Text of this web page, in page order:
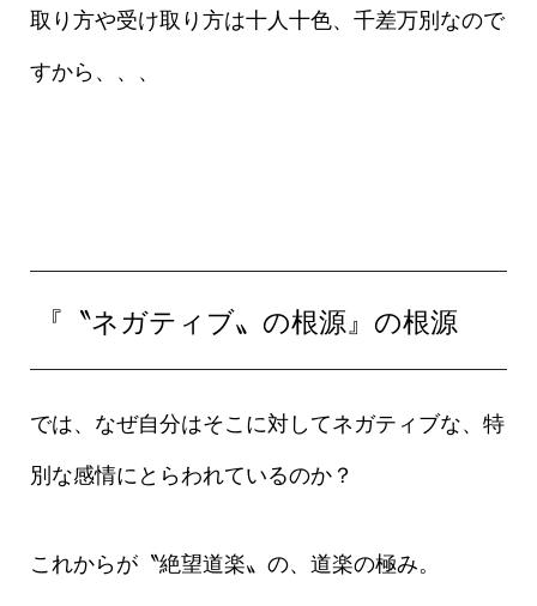
取り方や受け取り方は十人十色、千差万別なので
すから、、、
『〝ネガティブ〟の根源』の根源
では、なぜ自分はそこに対してネガティブな、特
別な感情にとらわれているのか？
これからが〝絶望道楽〟の、道楽の極み。